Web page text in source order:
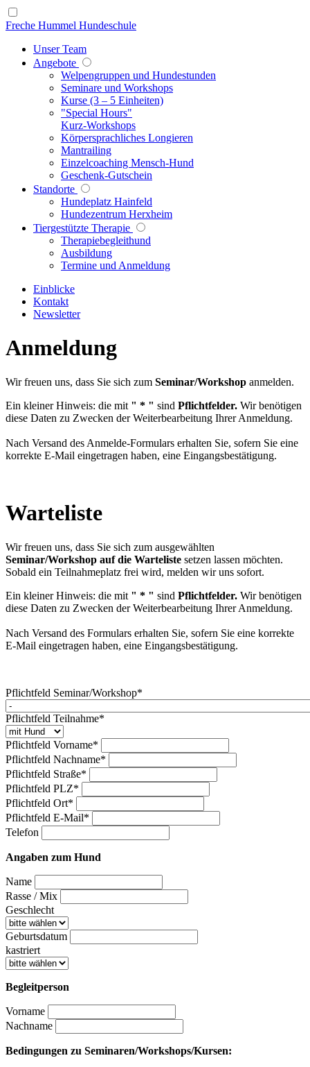
Freche Hummel Hundeschule
Unser Team
Angebote
Welpengruppen und Hundestunden
Seminare und Workshops
Kurse (3 – 5 Einheiten)
"Special Hours"
Kurz-Workshops
Körpersprachliches Longieren
Mantrailing
Einzelcoaching Mensch-Hund
Geschenk-Gutschein
Standorte
Hundeplatz Hainfeld
Hundezentrum Herxheim
Tiergestützte Therapie
Therapiebegleithund
Ausbildung
Termine und Anmeldung
Einblicke
Kontakt
Newsletter
Anmeldung
Wir freuen uns, dass Sie sich zum Seminar/Workshop anmelden.
Ein kleiner Hinweis: die mit " * " sind Pflichtfelder. Wir benötigen
diese Daten zu Zwecken der Weiterbearbeitung Ihrer Anmeldung.
Nach Versand des Anmelde-Formulars erhalten Sie, sofern Sie eine
korrekte E-Mail eingetragen haben, eine Eingangsbestätigung.
Warteliste
Wir freuen uns, dass Sie sich zum ausgewählten
Seminar/Workshop auf die Warteliste setzen lassen möchten.
Sobald ein Teilnahmeplatz frei wird, melden wir uns sofort.
Ein kleiner Hinweis: die mit " * " sind Pflichtfelder. Wir benötigen
diese Daten zu Zwecken der Weiterbearbeitung Ihrer Anmeldung.
Nach Versand des Formulars erhalten Sie, sofern Sie eine korrekte
E-Mail eingetragen haben, eine Eingangsbestätigung.
Pflichtfeld Seminar/Workshop*
Pflichtfeld Teilnahme*
Pflichtfeld Vorname*
Pflichtfeld Nachname*
Pflichtfeld Straße*
Pflichtfeld PLZ*
Pflichtfeld Ort*
Pflichtfeld E-Mail*
Telefon
Angaben zum Hund
Name
Rasse / Mix
Geschlecht
Geburtsdatum
kastriert
Begleitperson
Vorname
Nachname
Bedingungen zu Seminaren/Workshops/Kursen: